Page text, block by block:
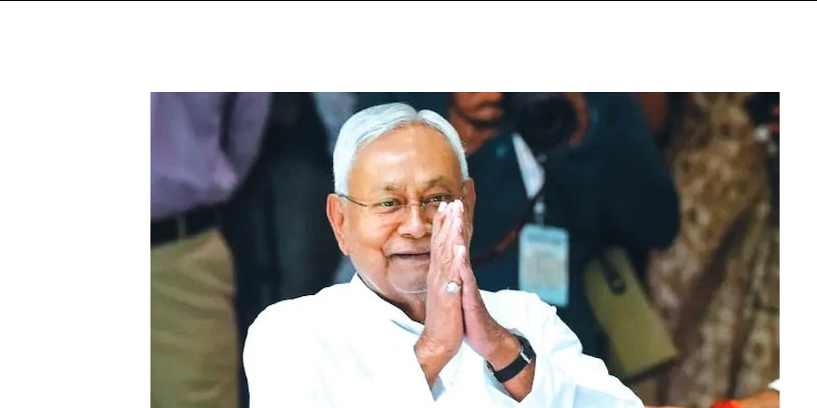
بہار
میں
نتیش
عہد
کا
خاتمہ